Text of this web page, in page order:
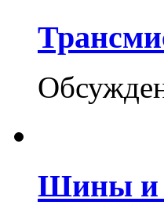
Шины и